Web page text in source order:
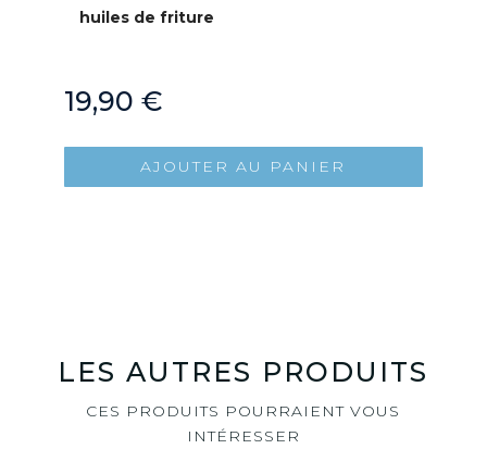
huiles de friture
19,90 €
AJOUTER AU PANIER
LES AUTRES PRODUITS
CES PRODUITS POURRAIENT VOUS
INTÉRESSER